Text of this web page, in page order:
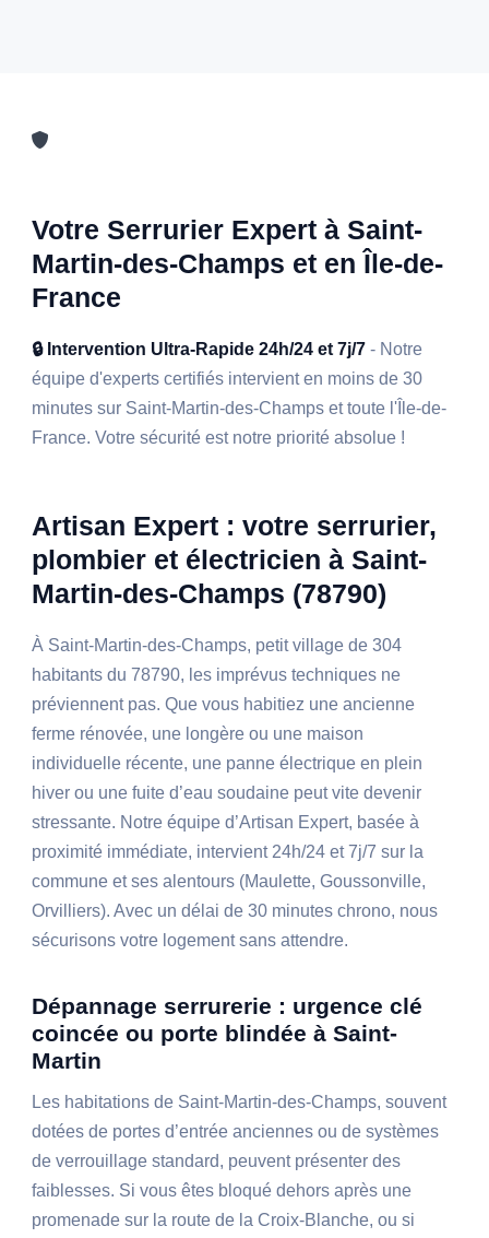
Votre Serrurier Expert à Saint-
Martin-des-Champs et en Île-de-
France
🔒 Intervention Ultra-Rapide 24h/24 et 7j/7 - Notre
équipe d'experts certifiés intervient en moins de 30
minutes sur Saint-Martin-des-Champs et toute l'Île-de-
France. Votre sécurité est notre priorité absolue !
Artisan Expert : votre serrurier,
plombier et électricien à Saint-
Martin-des-Champs (78790)
À Saint-Martin-des-Champs, petit village de 304
habitants du 78790, les imprévus techniques ne
préviennent pas. Que vous habitiez une ancienne
ferme rénovée, une longère ou une maison
individuelle récente, une panne électrique en plein
hiver ou une fuite d’eau soudaine peut vite devenir
stressante. Notre équipe d’Artisan Expert, basée à
proximité immédiate, intervient 24h/24 et 7j/7 sur la
commune et ses alentours (Maulette, Goussonville,
Orvilliers). Avec un délai de 30 minutes chrono, nous
sécurisons votre logement sans attendre.
Dépannage serrurerie : urgence clé
coincée ou porte blindée à Saint-
Martin
Les habitations de Saint-Martin-des-Champs, souvent
dotées de portes d’entrée anciennes ou de systèmes
de verrouillage standard, peuvent présenter des
faiblesses. Si vous êtes bloqué dehors après une
promenade sur la route de la Croix-Blanche, ou si